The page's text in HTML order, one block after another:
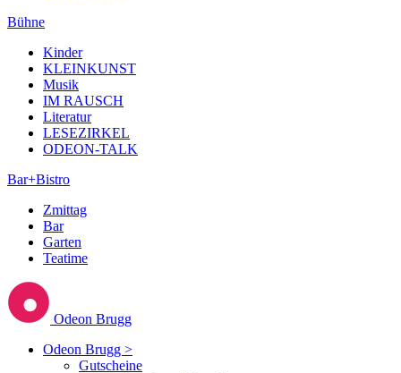
Bühne
Kinder
KLEINKUNST
Musik
IM RAUSCH
Literatur
LESEZIRKEL
ODEON-TALK
Bar+Bistro
Zmittag
Bar
Garten
Teatime
Odeon Brugg
Odeon Brugg >
Gutscheine